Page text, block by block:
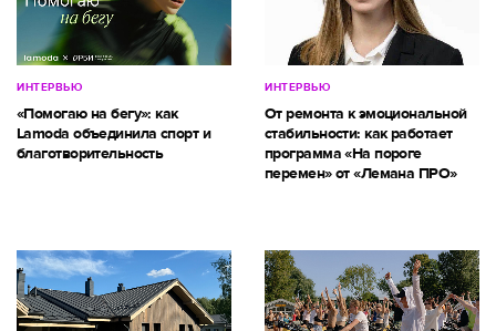
ИНТЕРВЬЮ
«Помогаю на бегу»: как
Lamoda объединила спорт и
благотворительность
ИНТЕРВЬЮ
От ремонта к эмоциональной
стабильности: как работает
программа «На пороге
перемен» от «Лемана ПРО»